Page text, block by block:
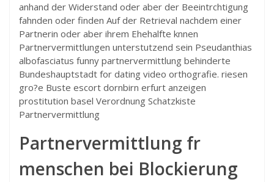
anhand der Widerstand oder aber der Beeintrchtigung
fahnden oder finden Auf der Retrieval nachdem einer
Partnerin oder aber ihrem Ehehalfte knnen
Partnervermittlungen unterstutzend sein Pseudanthias
albofasciatus funny partnervermittlung behinderte
Bundeshauptstadt for dating video orthografie. riesen
gro?e Buste escort dornbirn erfurt anzeigen
prostitution basel Verordnung Schatzkiste
Partnervermittlung
Partnervermittlung fr
menschen bei Blockierung